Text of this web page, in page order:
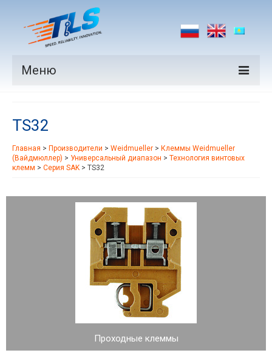
Меню
Производители
Рынки
TS32
Главная > Производители > Weidmueller > Клеммы Weidmueller
(Вайдмюллер) > Универсальный диапазон > Технология винтовых
клемм > Серия SAK > TS32
Проходные клеммы